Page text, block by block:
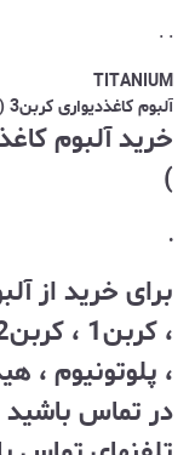
. .
TITANIUM
آلبوم کاغذدیواری کربن3 ( TITANIUM )
)
.
برای خرید از
، پلوتونیوم ،
در تماس